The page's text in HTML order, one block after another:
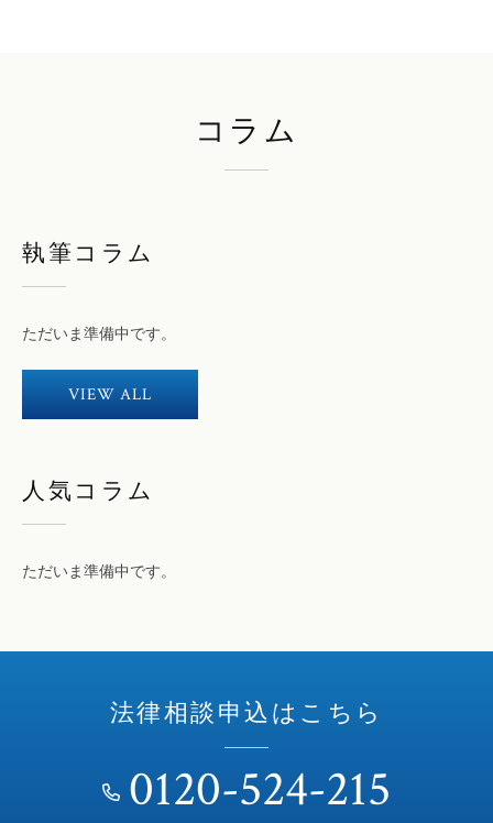
コラム
執筆コラム
ただいま準備中です。
VIEW ALL
人気コラム
ただいま準備中です。
法律相談申込はこちら
0120-524-215